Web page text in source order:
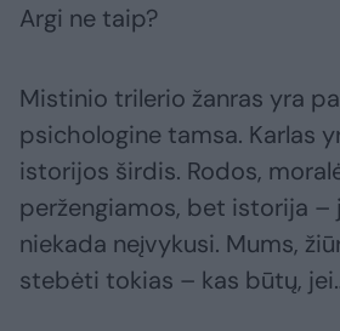
Argi ne taip?
Mistinio trilerio žanras yra
psichologine tamsa. Karlas
istorijos širdis. Rodos,
peržengiamos, bet istorija –
niekada neįvykusi. Mums,
stebėti tokias – kas būtų,